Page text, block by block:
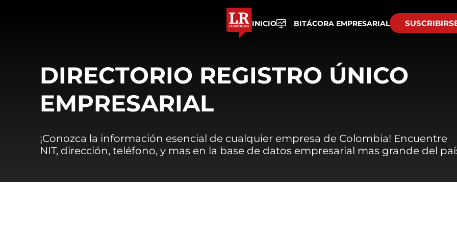
INICIO BITÁCORA EMPRESARIAL
DIRECTORIO REGISTRO ÚNICO
EMPRESARIAL
¡Conozca la información esencial de cualquier empresa de Colombia! Encuentre
NIT, dirección, teléfono, y mas en la base de datos empresarial mas grande del